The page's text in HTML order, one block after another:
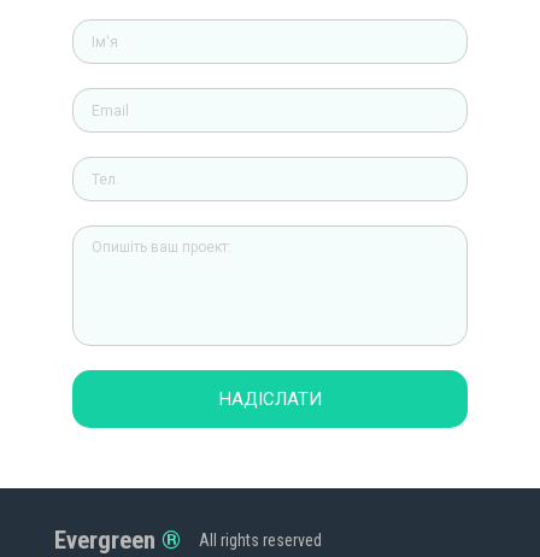
НАДІСЛАТИ
Evergreen All rights reserved